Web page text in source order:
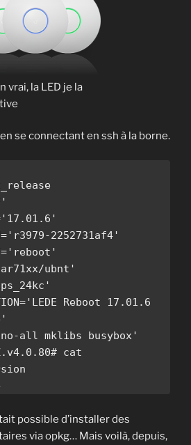
vrai, la LED je la
se connectant en ssh à la borne.
2252731af4'
ubnt'
Reboot 17.01.6
all mklibs busybox'
cat
possible d’installer des
via opkg… Mais voilà, depuis,